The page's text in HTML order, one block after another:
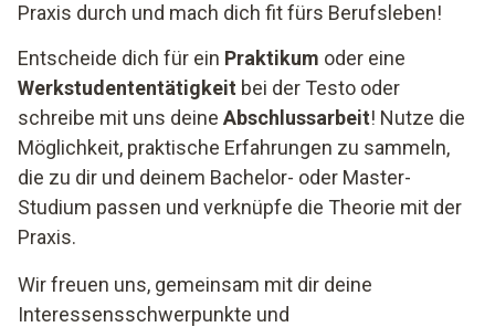
Praxis durch und mach dich fit fürs Berufsleben!
Entscheide dich für ein Praktikum oder eine
Werkstudententätigkeit bei der Testo oder
schreibe mit uns deine Abschlussarbeit! Nutze die
Möglichkeit, praktische Erfahrungen zu sammeln,
die zu dir und deinem Bachelor- oder Master-
Studium passen und verknüpfe die Theorie mit der
Praxis.
Wir freuen uns, gemeinsam mit dir deine
Interessensschwerpunkte und